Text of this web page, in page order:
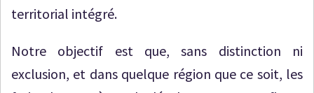
territorial intégré.
Notre objectif est que, sans distinction ni
exclusion, et dans quelque région que ce soit, les